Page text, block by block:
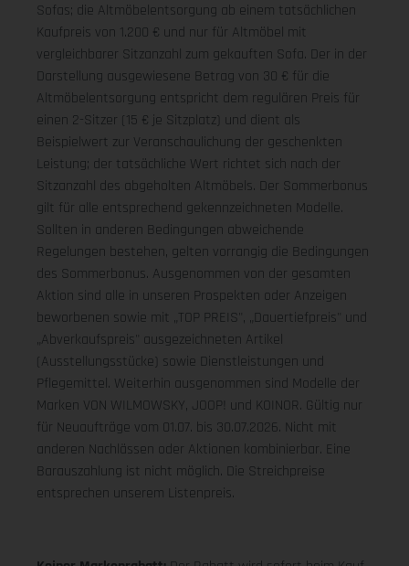
Sofas; die Altmöbelentsorgung ab einem tatsächlichen
Kaufpreis von 1.200 € und nur für Altmöbel mit
vergleichbarer Sitzanzahl zum gekauften Sofa. Der in der
Darstellung ausgewiesene Betrag von 30 € für die
Altmöbelentsorgung entspricht dem regulären Preis für
einen 2-Sitzer (15 € je Sitzplatz) und dient als
Beispielwert zur Veranschaulichung der geschenkten
Leistung; der tatsächliche Wert richtet sich nach der
Sitzanzahl des abgeholten Altmöbels. Der Sommerbonus
gilt für alle entsprechend gekennzeichneten Modelle.
Sollten in anderen Bedingungen abweichende
Regelungen bestehen, gelten vorrangig die Bedingungen
des Sommerbonus. Ausgenommen von der gesamten
Aktion sind alle in unseren Prospekten oder Anzeigen
beworbenen sowie mit „TOP PREIS", „Dauertiefpreis" und
„Abverkaufspreis" ausgezeichneten Artikel
(Ausstellungsstücke) sowie Dienstleistungen und
Pflegemittel. Weiterhin ausgenommen sind Modelle der
Marken VON WILMOWSKY, JOOP! und KOINOR. Gültig nur
für Neuaufträge vom 01.07. bis 30.07.2026. Nicht mit
anderen Nachlässen oder Aktionen kombinierbar. Eine
Barauszahlung ist nicht möglich. Die Streichpreise
entsprechen unserem Listenpreis.